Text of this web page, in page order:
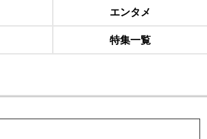
エンタメ
特集一覧